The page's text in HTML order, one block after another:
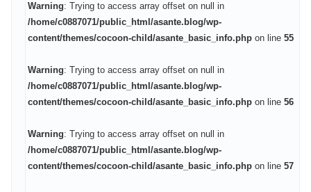
Warning: Trying to access array offset on null in
/home/c0887071/public_html/asante.blog/wp-
content/themes/cocoon-child/asante_basic_info.php on line 55
Warning: Trying to access array offset on null in
/home/c0887071/public_html/asante.blog/wp-
content/themes/cocoon-child/asante_basic_info.php on line 56
Warning: Trying to access array offset on null in
/home/c0887071/public_html/asante.blog/wp-
content/themes/cocoon-child/asante_basic_info.php on line 57